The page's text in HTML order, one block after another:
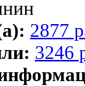
2877
3246